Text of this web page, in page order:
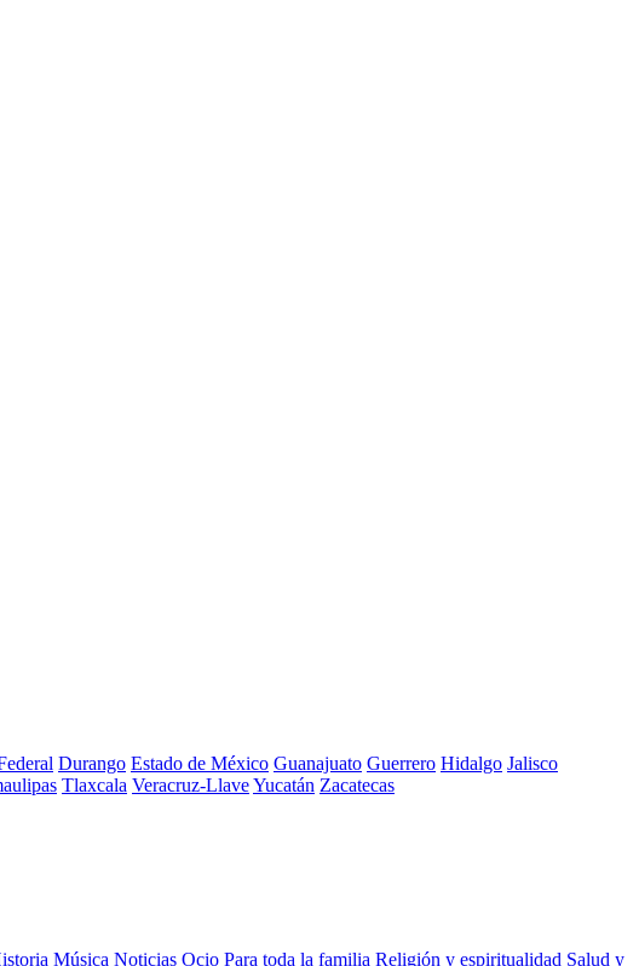
Durango Estado de México Guanajuato Guerrero Hidalgo Jalisco
Tlaxcala Veracruz-LlaveYucatán Zacatecas
Música Noticias Ocio Para toda la familia Religión y espiritualidad Salud y